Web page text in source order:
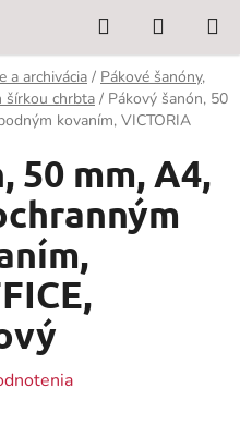
Hľadať
KOŠÍK
a archivácia / Pákové šanóny,
šírkou chrbta / Pákový šanón, 50
kovaním, VICTORIA
50 mm, A4,